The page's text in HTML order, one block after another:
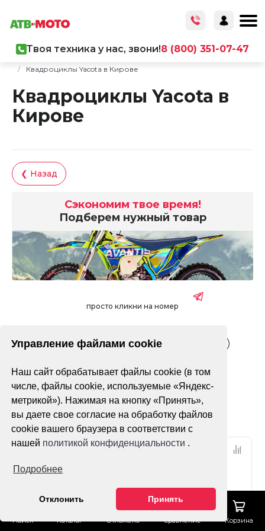
Управление файлами cookie
Наш сайт обрабатывает файлы cookie (в том
числе, файлы cookie, используемые «Яндекс-
метрикой»). Нажимая на кнопку «Принять»,
вы даете свое согласие на обработку файлов
cookie вашего браузера в соответствии с
нашей политикой конфиденциальности .
Подробнее
Отклонить Принять
Поиск Каталог Отложено Сравнение Корзина
Твоя техника у нас, звони!8 (800) 351-07-47
/
Квадроциклы Yacota в Кирове
Квадроциклы Yacota в
Кирове
❮ Назад
Сэкономим твое время!
Подберем нужный товар
просто кликни на номер
Взрослые Детские Подростковые
Только в наличии
По популярности